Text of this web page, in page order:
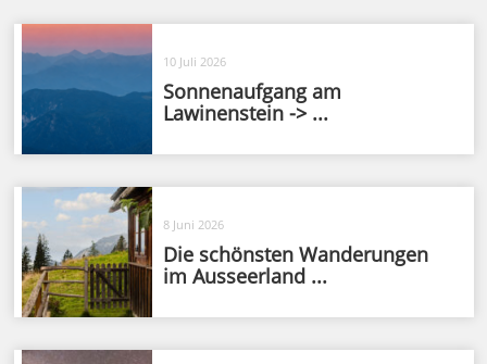
10 Juli 2026
Sonnenaufgang am
Lawinenstein -> ...
8 Juni 2026
Die schönsten Wanderungen
im Ausseerland ...